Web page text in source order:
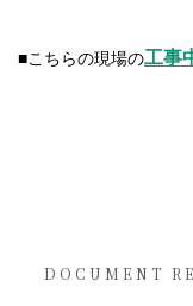
■こちらの現場の工事
DOCUMENT